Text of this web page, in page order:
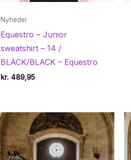
Nyheder
Equestro – Junior
sweatshirt – 14 /
BLACK/BLACK – Equestro
kr. 489,95